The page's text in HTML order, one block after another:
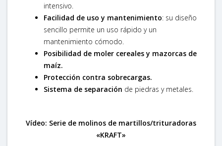
intensivo.
Facilidad de uso y mantenimiento: su diseño
sencillo permite un uso rápido y un
mantenimiento cómodo.
Posibilidad de moler cereales y mazorcas de
maíz.
Protección contra sobrecargas.
Sistema de separación de piedras y metales.
Vídeo: Serie de molinos de martillos/trituradoras
«KRAFT»